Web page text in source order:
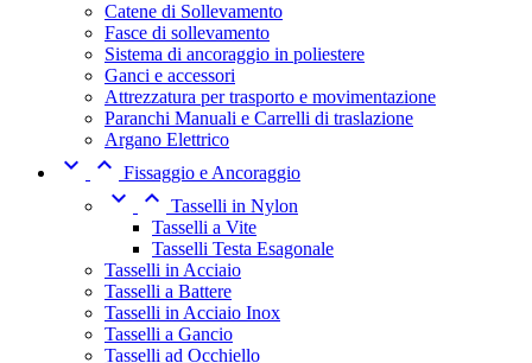
Catene di Sollevamento
Fasce di sollevamento
Sistema di ancoraggio in poliestere
Ganci e accessori
Attrezzatura per trasporto e movimentazione
Paranchi Manuali e Carrelli di traslazione
Argano Elettrico
  Fissaggio e Ancoraggio
  Tasselli in Nylon
Tasselli a Vite
Tasselli Testa Esagonale
Tasselli in Acciaio
Tasselli a Battere
Tasselli in Acciaio Inox
Tasselli a Gancio
Tasselli ad Occhiello